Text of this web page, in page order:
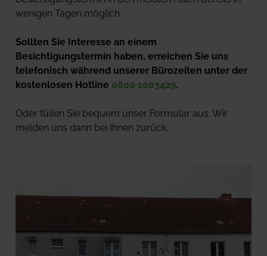
wenigen Tagen möglich.
Sollten Sie Interesse an einem
Besichtigungstermin haben, erreichen Sie uns
telefonisch während unserer Bürozeiten unter der
kostenlosen Hotline 0800 1003429.
Oder füllen Sie bequem unser Formular aus. Wir
melden uns dann bei Ihnen zurück.